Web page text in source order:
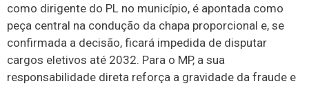
como dirigente do PL no município, é apontada como
peça central na condução da chapa proporcional e, se
confirmada a decisão, ficará impedida de disputar
cargos eletivos até 2032. Para o MP, a sua
responsabilidade direta reforça a gravidade da fraude e